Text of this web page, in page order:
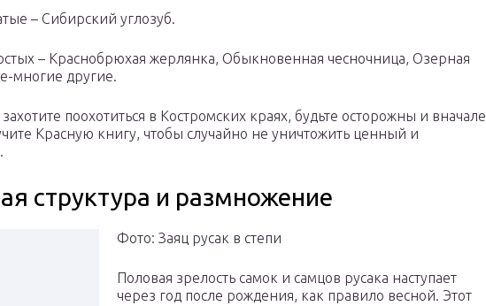
– Сибирский углозуб.
– Краснобрюхая жерлянка, Обыкновенная чесночница, Озерная
многие другие.
поохотиться в Костромских краях, будьте осторожны и вначале
Красную книгу, чтобы случайно не уничтожить ценный и
структура и размножение
Фото: Заяц русак в степи
Половая зрелость самок и самцов русака наступает
через год после рождения, как правило весной. Этот